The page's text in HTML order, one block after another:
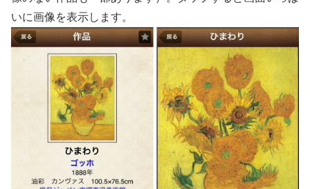
いに画像を表示します。